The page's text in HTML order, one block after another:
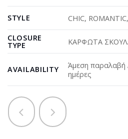
STYLE CHIC, ROMANTIC,
CLOSURE
TYPE ΚΑΡΦΩΤΑ
AVAILABILITY
Άμεση
ημέρες